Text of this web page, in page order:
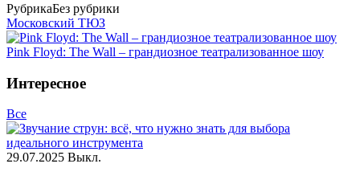
РубрикаБез рубрики
Московский ТЮЗ
Pink Floyd: The Wall – грандиозное театрализованное шоу
Интересное
Все
29.07.2025 Выкл.